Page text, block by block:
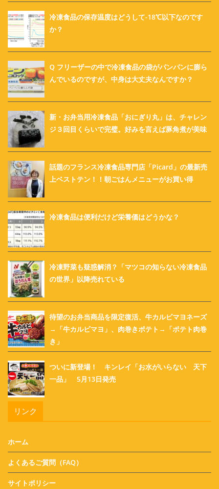
冷凍食品の保存温度はどうして-18℃以下なのです
か？
Q フリーザーの中で冷凍食品の袋がパンパンに膨ら
んでいるのですが、中身は大丈夫なんですか？
新・お弁当用冷凍食品「おにぎり丸」は、チャレン
ジ３回目くらいで完璧。好みを言えば豚角煮が美味
話題のフランス冷凍食品専門店「Picard」の最新売
上ベストテン！！朝ごはんメニューがお買い得
冷凍食品は便利だけど栄養価はどうかな？
冷凍野菜も疑惑解消？「マツコの知らない冷凍食品
の世界」以降売れている
待望のお弁当商品を限定復活、牛カルビマヨネーズ
→「牛カルビマヨ」、肉巻きポテト→「ポテト肉巻
き」
ついに新登場！ キンレイ「お水がいらない 天下
一品」 5月13日発売
リンク
ホーム
よくあるご質問（FAQ）
サイトポリシー